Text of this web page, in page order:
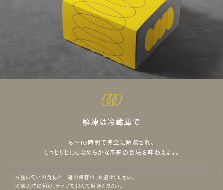
解凍は冷蔵庫で
8～10時間で完全に解凍され、
しっとりとしたなめらかな本来の食感を味わえます。
※強い匂いの食材と一緒の保存は、お避けください。
※購入時の箱か、ラップで包んで解凍ください。